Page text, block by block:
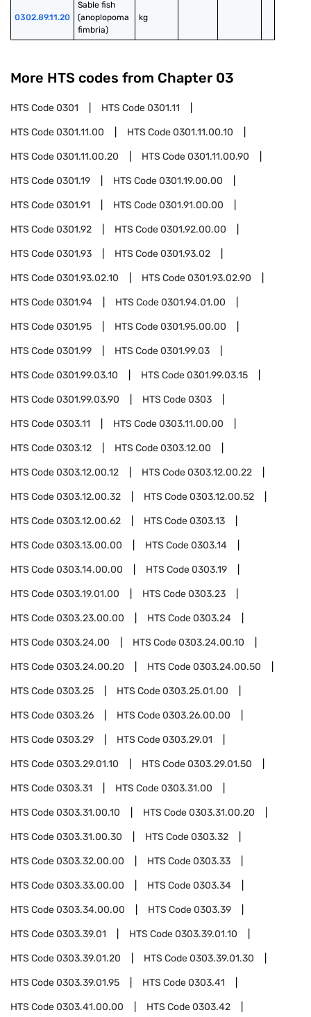
0302.89.11.20
Sable fish
(anoplopoma
fimbria)
kg
More HTS codes from Chapter 03
HTS Code0301 HTS Code0301.11
HTS Code0301.11.00 HTS Code0301.11.00.10
HTS Code0301.11.00.20 HTS Code0301.11.00.90
HTS Code0301.19 HTS Code0301.19.00.00
HTS Code0301.91 HTS Code0301.91.00.00
HTS Code0301.92 HTS Code0301.92.00.00
HTS Code0301.93 HTS Code0301.93.02
HTS Code0301.93.02.10 HTS Code0301.93.02.90
HTS Code0301.94 HTS Code0301.94.01.00
HTS Code0301.95 HTS Code0301.95.00.00
HTS Code0301.99 HTS Code0301.99.03
HTS Code0301.99.03.10 HTS Code0301.99.03.15
HTS Code0301.99.03.90 HTS Code0303
HTS Code0303.11 HTS Code0303.11.00.00
HTS Code0303.12 HTS Code0303.12.00
HTS Code0303.12.00.12 HTS Code0303.12.00.22
HTS Code0303.12.00.32 HTS Code0303.12.00.52
HTS Code0303.12.00.62 HTS Code0303.13
HTS Code0303.13.00.00 HTS Code0303.14
HTS Code0303.14.00.00 HTS Code0303.19
HTS Code0303.19.01.00 HTS Code0303.23
HTS Code0303.23.00.00 HTS Code0303.24
HTS Code0303.24.00 HTS Code0303.24.00.10
HTS Code0303.24.00.20 HTS Code0303.24.00.50
HTS Code0303.25 HTS Code0303.25.01.00
HTS Code0303.26 HTS Code0303.26.00.00
HTS Code0303.29 HTS Code0303.29.01
HTS Code0303.29.01.10 HTS Code0303.29.01.50
HTS Code0303.31 HTS Code0303.31.00
HTS Code0303.31.00.10 HTS Code0303.31.00.20
HTS Code0303.31.00.30 HTS Code0303.32
HTS Code0303.32.00.00 HTS Code0303.33
HTS Code0303.33.00.00 HTS Code0303.34
HTS Code0303.34.00.00 HTS Code0303.39
HTS Code0303.39.01 HTS Code0303.39.01.10
HTS Code0303.39.01.20 HTS Code0303.39.01.30
HTS Code0303.39.01.95 HTS Code0303.41
HTS Code0303.41.00.00 HTS Code0303.42